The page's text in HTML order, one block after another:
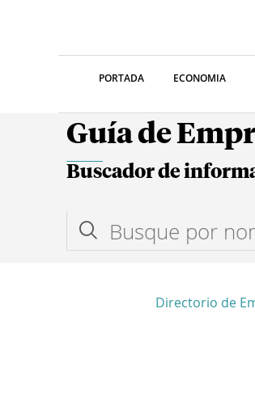
PORTADA ECONOMIA
Guía de
Buscador de
Directorio de